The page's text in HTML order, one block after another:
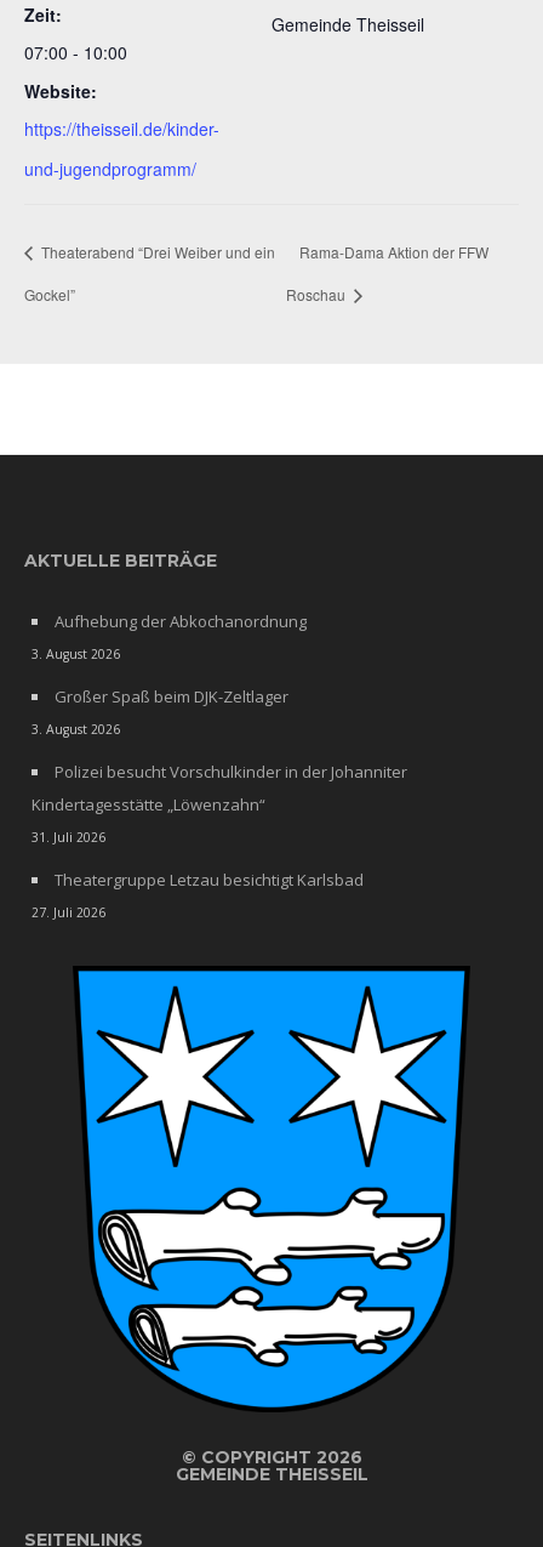
Zeit:
07:00 - 10:00
Website:
https://theisseil.de/kinder-
und-jugendprogramm/
Gemeinde Theisseil
Theaterabend “Drei Weiber und ein
Gockel”
Rama-Dama Aktion der FFW
Roschau
AKTUELLE BEITRÄGE
Aufhebung der Abkochanordnung
3. August 2026
Großer Spaß beim DJK-Zeltlager
3. August 2026
Polizei besucht Vorschulkinder in der Johanniter
Kindertagesstätte „Löwenzahn“
31. Juli 2026
Theatergruppe Letzau besichtigt Karlsbad
27. Juli 2026
© COPYRIGHT 2026
GEMEINDE THEISSEIL
SEITENLINKS